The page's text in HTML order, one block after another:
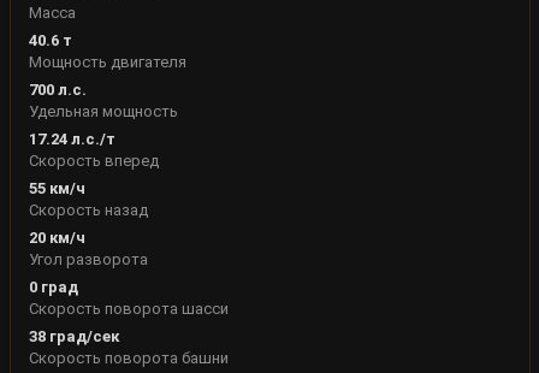
Масса
40.6т
Мощность двигателя
700л.с.
Удельная мощность
17.24л.с./т
Скорость вперед
55км/ч
Скорость назад
20км/ч
Угол разворота
0град
Скорость поворота шасси
38град/сек
Скорость поворота башни